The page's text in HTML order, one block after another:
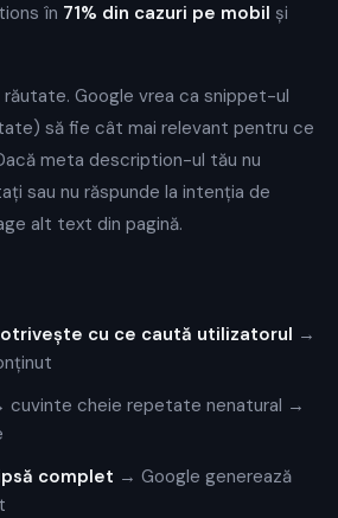
în 71% din cazuri pe mobil și
răutate. Google vrea ca snippet-ul
să fie cât mai relevant pentru ce
meta description-ul tău nu
sau nu răspunde la intenția de
alt text din pagină.
cu ce caută utilizatorul →
cuvinte cheie repetate nenatural →
complet → Google generează